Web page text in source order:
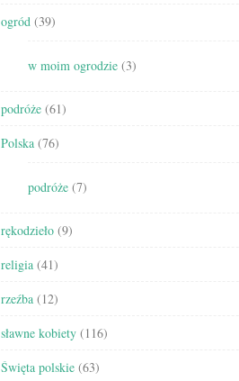
ogród (39)
w moim ogrodzie (3)
podróże (61)
Polska (76)
podróże (7)
rękodzieło (9)
religia (41)
rzeźba (12)
sławne kobiety (116)
Święta polskie (63)